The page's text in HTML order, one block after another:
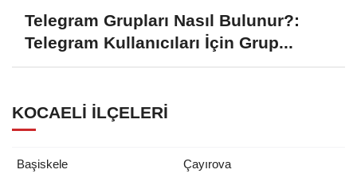
Telegram Grupları Nasıl Bulunur?:
Telegram Kullanıcıları İçin Grup...
KOCAELI İLÇELERI
Başiskele
Çayırova